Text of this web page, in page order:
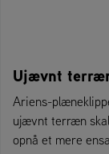
Ujævnt
Ariens-
ujævnt terræn
opnå et mere